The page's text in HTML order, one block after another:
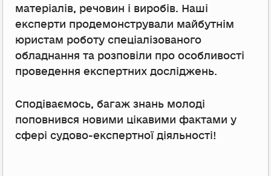
матеріалів, речовин і виробів. Наші
експерти продемонстрували майбутнім
юристам роботу спеціалізованого
обладнання та розповіли про особливості
проведення експертних досліджень.
Сподіваємось, багаж знань молоді
поповнився новими цікавими фактами у
сфері судово-експертної діяльності!